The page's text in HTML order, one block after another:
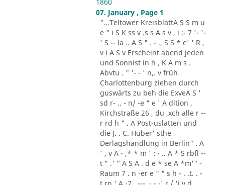
07. January , Page 1
"...Teltower KreisblattA S S m u
e " i S K ss v .s s A s v , i :- 7 '- '-
' S -- la .. A S " . - ., S S * e' ' R ,
v i A S v Erscheint abend jeden
und Sonnist in h , K A m s .
Abvtu . " '- - ' n,. v früh
Charlottenburg ziehen durch
guswärts zu beh die ExveA S '
sd r- .. - n/ -e " e ' A dition ,
Kirchstraße 26 , du ,xch alle r --
r rd h " . A Post-uslatten und
die J. . C. Huber' sthe
Derlagshandlung in Berlin" . A
' , v A - ,* * m ' : - .. A * S rbfl --
t " .' " A S A . d e * se A *m'" -
Raum 7 . n -er e " " s h - . .t. . -